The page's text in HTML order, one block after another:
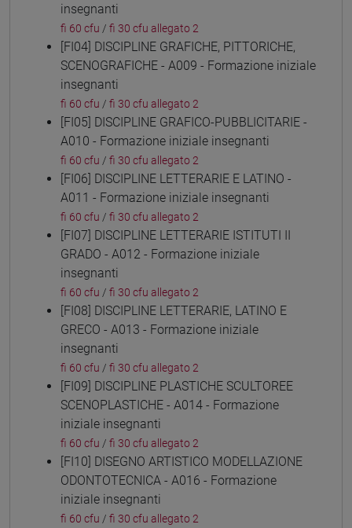
insegnanti
fi 60 cfu / fi 30 cfu allegato 2
[FI04] DISCIPLINE GRAFICHE, PITTORICHE,
SCENOGRAFICHE - A009 - Formazione iniziale
insegnanti
fi 60 cfu / fi 30 cfu allegato 2
[FI05] DISCIPLINE GRAFICO-PUBBLICITARIE -
A010 - Formazione iniziale insegnanti
fi 60 cfu / fi 30 cfu allegato 2
[FI06] DISCIPLINE LETTERARIE E LATINO -
A011 - Formazione iniziale insegnanti
fi 60 cfu / fi 30 cfu allegato 2
[FI07] DISCIPLINE LETTERARIE ISTITUTI II
GRADO - A012 - Formazione iniziale
insegnanti
fi 60 cfu / fi 30 cfu allegato 2
[FI08] DISCIPLINE LETTERARIE, LATINO E
GRECO - A013 - Formazione iniziale
insegnanti
fi 60 cfu / fi 30 cfu allegato 2
[FI09] DISCIPLINE PLASTICHE SCULTOREE
SCENOPLASTICHE - A014 - Formazione
iniziale insegnanti
fi 60 cfu / fi 30 cfu allegato 2
[FI10] DISEGNO ARTISTICO MODELLAZIONE
ODONTOTECNICA - A016 - Formazione
iniziale insegnanti
fi 60 cfu / fi 30 cfu allegato 2